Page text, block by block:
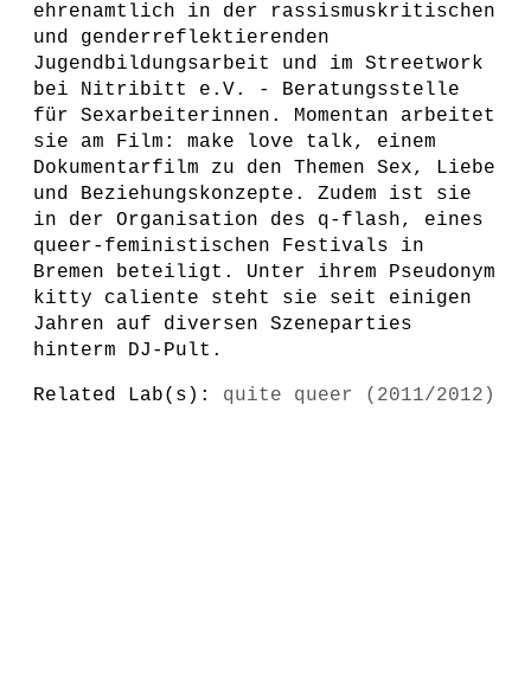
ehrenamtlich in der rassismuskritischen
und genderreflektierenden
Jugendbildungsarbeit und im Streetwork
bei Nitribitt e.V. - Beratungsstelle
für Sexarbeiterinnen. Momentan arbeitet
sie am Film: make love talk, einem
Dokumentarfilm zu den Themen Sex, Liebe
und Beziehungskonzepte. Zudem ist sie
in der Organisation des q-flash, eines
queer-feministischen Festivals in
Bremen beteiligt. Unter ihrem Pseudonym
kitty caliente steht sie seit einigen
Jahren auf diversen Szeneparties
hinterm DJ-Pult.
Related Lab(s): quite queer (2011/2012)